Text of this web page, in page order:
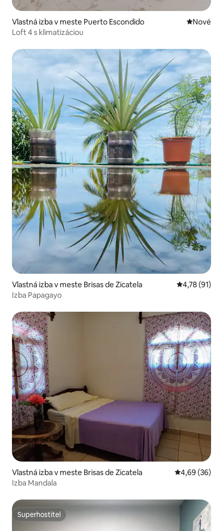
Vlastná izba v meste Puerto Escondido Nové
Nové
Loft 4 s klimatizáciou
Vlastná izba v meste Brisas de Zicatela Priemerné
4,78 (91)
Izba Papagayo
Vlastná izba v meste Brisas de Zicatela Priemerné
4,69 (36)
Izba Mandala
Superhostiteľ
Superhostiteľ